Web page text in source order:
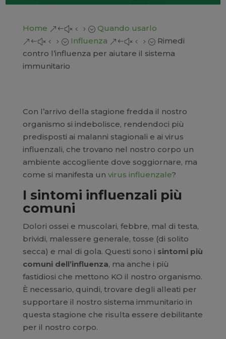
Home &#x45; Quando usarlo
&#x45; Influenza &#x45; Rimedi
contro l’influenza per aiutare il sistema
immunitario
Con l’arrivo della stagione fredda il nostro
organismo si indebolisce, rendendoci più
predisposti ai malanni stagionali e ai virus
influenzali, che trovano nel nostro corpo un
ambiente accogliente dove soggiornare, ma
come si manifesta un virus influenzale?
I sintomi influenzali più
comuni
Dolori ossei e muscolari, febbre, mal di testa,
brividi, malessere generale, tosse (di solito
secca) e mal di gola. Questi sono i sintomi più
comuni dell’influenza, ma anche i più
fastidiosi che mettono KO il nostro organismo.
È necessario, quindi, trovare degli alleati per
supportare il nostro sistema immunitario in
questa stagione che risulta essere debilitante
per il nostro corpo.